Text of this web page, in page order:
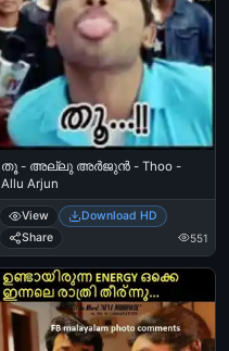
തൂ - അല്ലു അര്‍ജുന്‍ - Thoo -
Allu Arjun
View
Download HD
Share
551